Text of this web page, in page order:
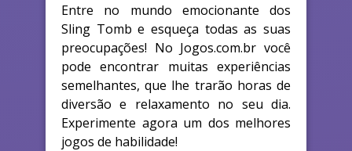
Entre no mundo emocionante dos
Sling Tomb e esqueça todas as suas
preocupações! No Jogos.com.br você
pode encontrar muitas experiências
semelhantes, que lhe trarão horas de
diversão e relaxamento no seu dia.
Experimente agora um dos melhores
jogos de habilidade!